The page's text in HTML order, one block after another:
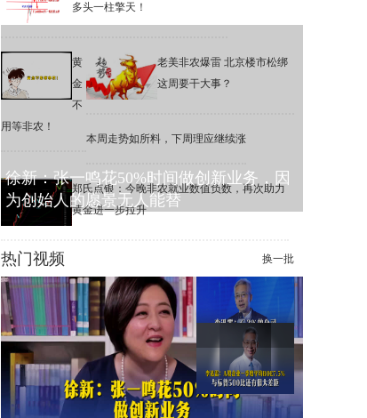
多头一柱擎天！
黄
金
不
用等非农！
老美非农爆雷 北京楼市松绑
这周要干大事？
本周走势如所料，下周理应继续涨
郑氏点银：今晚非农就业数值负数，再次助力
黄金进一步拉升
热门视频 换一批
徐新：张一鸣花50%时间做创新业务，因
为创始人的愿景无人能替
李迅雷：6.3%的公司，撑起了
美股1万家公司的市值增长
李迅雷：A股一季度平均ROE
为7.5%，远低于标普500